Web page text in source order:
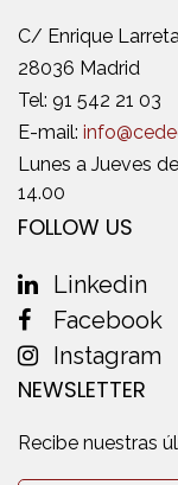
C/ Enrique Larreta
28036 Madrid
Tel: 91 542 21 03
E-mail:
Lunes a Jueves
14.00
FOLLOW US
Linkedin
Facebook
Instagram
NEWSLETTER
Recibe nuestras